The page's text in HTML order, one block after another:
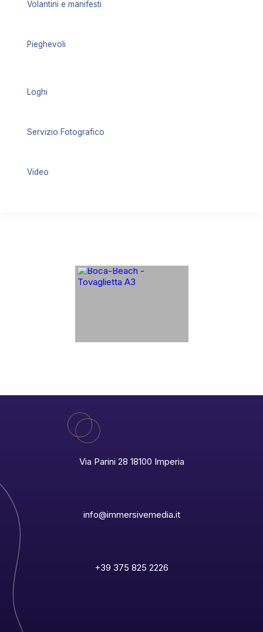
Volantini e manifesti
Pieghevoli
Loghi
Servizio Fotografico
Video
Via Parini 28 18100 Imperia
info@immersivemedia.it
+39 375 825 2226